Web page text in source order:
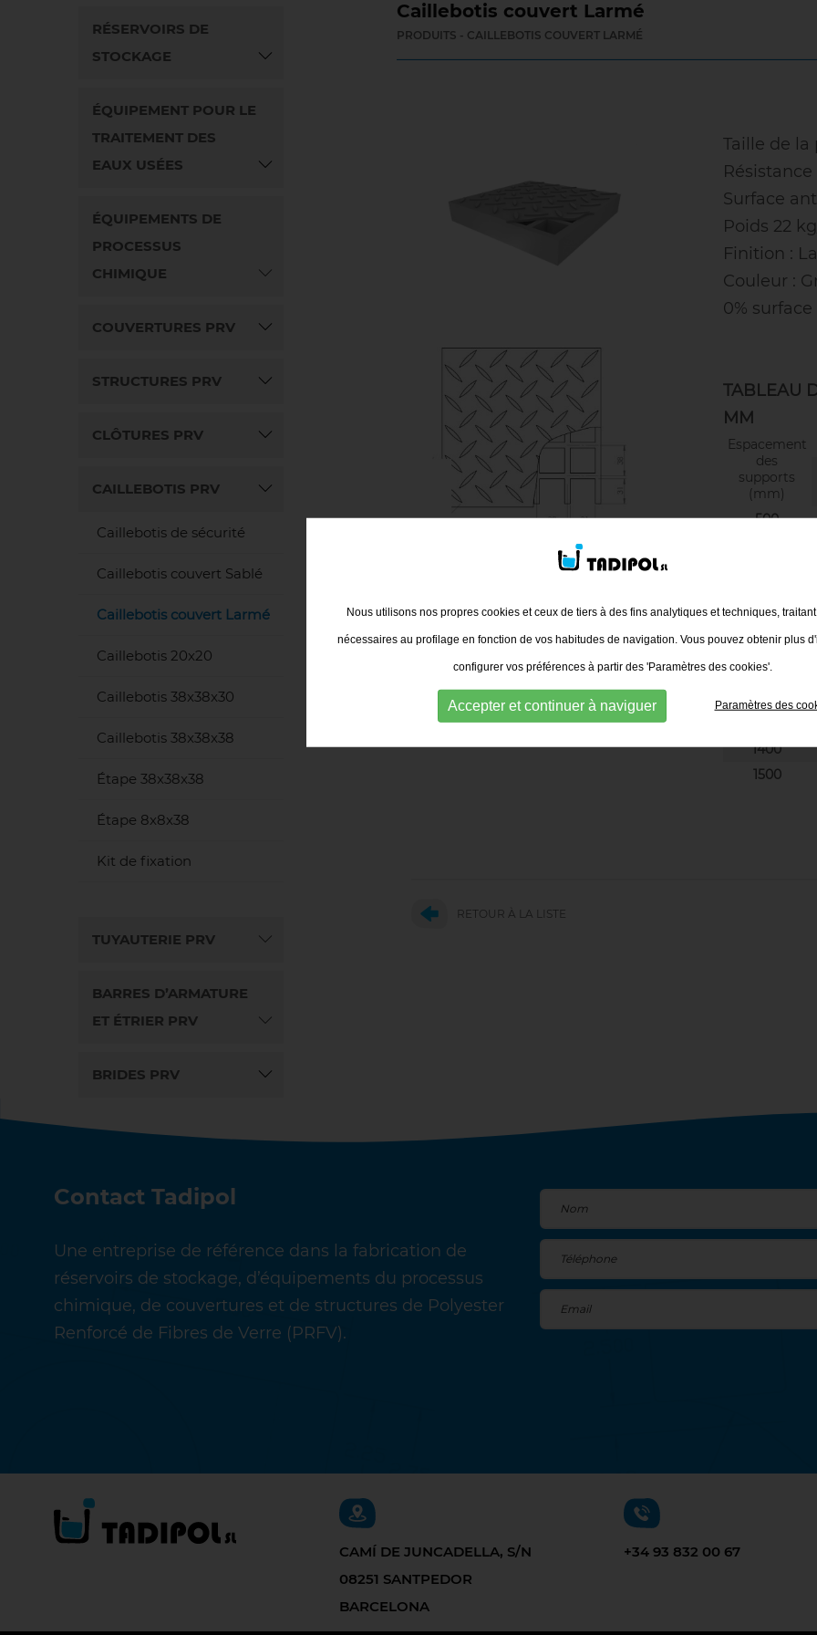
RÉSERVOIRS DE
STOCKAGE
ÉQUIPEMENT POUR LE
TRAITEMENT DES
EAUX USÉES
ÉQUIPEMENTS DE
PROCESSUS
CHIMIQUE
COUVERTURES PRV
STRUCTURES PRV
CLÔTURES PRV
CAILLEBOTIS PRV
Caillebotis de sécurité
Caillebotis couvert Sablé
Caillebotis couvert Larmé
Caillebotis 20x20
Caillebotis 38x38x30
Caillebotis 38x38x38
Étape 38x38x38
Étape 8x8x38
Kit de fixation
TUYAUTERIE PRV
BARRES D’ARMATURE
ET ÉTRIER PRV
BRIDES PRV
Caillebotis couvert Larmé
PRODUITS - CAILLEBOTIS COUVERT LARMÉ
Taille de la
Surface
Poids 22
Finition :
Couleur :
0%
TABLEAU
MM
Espacement
des
supports
(mm)
500
900
1000
1100
1200
1400
1500
RETOUR À LA LISTE
Contact Tadipol
Une entreprise de référence dans la fabrication de
réservoirs de stockage, d’équipements du processus
chimique, de couvertures et de structures de Polyester
Renforcé de Fibres de Verre (PRFV).
CAMÍ DE JUNCADELLA, S/N
08251 SANTPEDOR
BARCELONA
+34 93 832 00 67
Nous utilisons nos propres cookies et ceux de tiers à des fins analytiques et techniques,
nécessaires au profilage en fonction de vos habitudes de navigation. Vous pouvez obtenir plus
configurer vos préférences à partir des 'Paramètres des cookies'.
Accepter et continuer à naviguer Paramètres des